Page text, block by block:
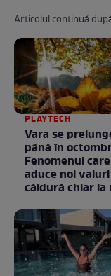
Articolul continuă
PLAYTECH
Vara se
până în
Fenomenul
aduce noi
căldură chiar la